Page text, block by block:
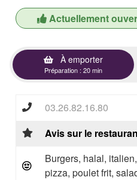
Actuellement
À emporter
Préparation : 20 min
03.26.82.16.80
Avis sur le
Burgers, halal,
pizza, poulet frit,